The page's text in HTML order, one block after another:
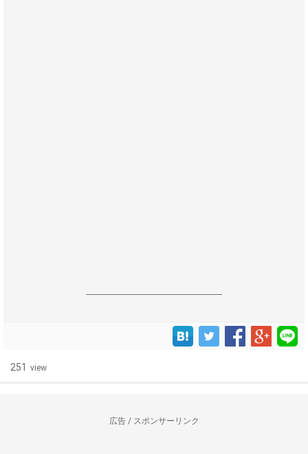
------------------------------------------------------------------
251 view
広告 / スポンサーリンク